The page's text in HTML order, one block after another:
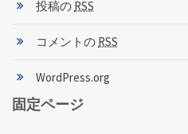
投稿の RSS
コメントの RSS
WordPress.org
固定ページ